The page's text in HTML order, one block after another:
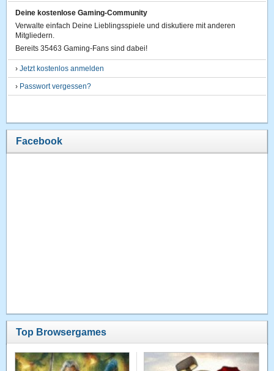
Deine kostenlose Gaming-Community
Verwalte einfach Deine Lieblingsspiele und diskutiere mit anderen
Mitgliedern.
Bereits 35463 Gaming-Fans sind dabei!
›Jetzt kostenlos anmelden
› Passwort vergessen?
Facebook
Top Browsergames